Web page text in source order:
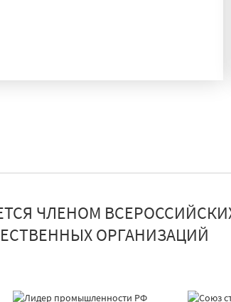
ЧЛЕНОМ
ОРГАНИЗАЦИЙ